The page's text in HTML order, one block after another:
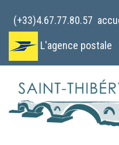
(+33)4.67.77.80.57
L'agence postale